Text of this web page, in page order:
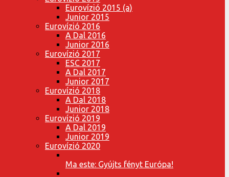
Eurovízió 2015 (a)
Junior 2015
Eurovízió 2016
A Dal 2016
Junior 2016
Eurovízió 2017
ESC 2017
A Dal 2017
Junior 2017
Eurovízió 2018
A Dal 2018
Junior 2018
Eurovízió 2019
A Dal 2019
Junior 2019
Eurovízió 2020
Ma este: Gyújts fényt Európa!